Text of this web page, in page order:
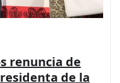
renuncia de
de la